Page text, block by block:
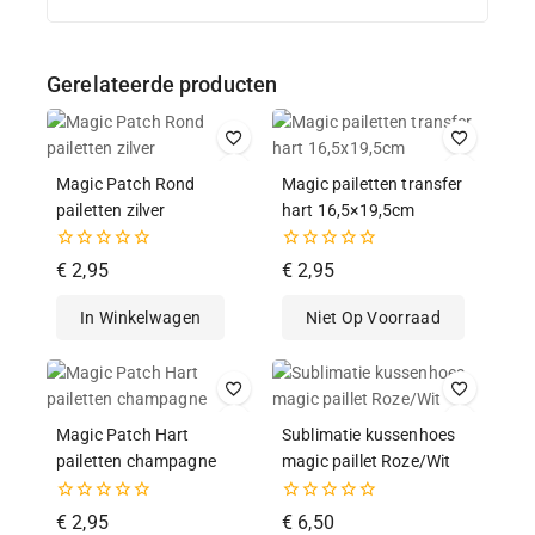
Gerelateerde producten
Magic Patch Rond
pailetten zilver
0
van
€ 2,95
In Winkelwagen
Magic pailetten transfer
hart 16,5×19,5cm
0
van
€ 2,95
Niet Op Voorraad
Magic Patch Hart
pailetten champagne
0
€ 2,95
Sublimatie kussenhoes
magic paillet Roze/Wit
0
€ 6,50